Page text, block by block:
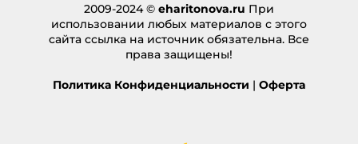
2009-2024 © eharitonova.ru При
использовании любых материалов с этого
сайта ссылка на источник обязательна. Все
права защищены!
Политика Конфиденциальности | Оферта